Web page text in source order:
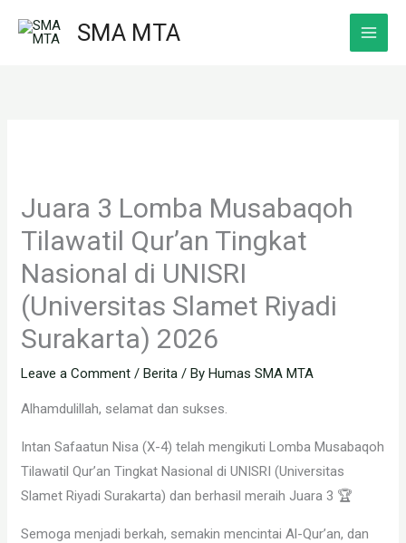
SMA MTA
Juara 3 Lomba Musabaqoh
Tilawatil Qur’an Tingkat
Nasional di UNISRI
(Universitas Slamet Riyadi
Surakarta) 2026
Leave a Comment /Berita / ByHumas SMA MTA
Alhamdulillah, selamat dan sukses.
Intan Safaatun Nisa (X-4) telah mengikuti Lomba Musabaqoh
Tilawatil Qur’an Tingkat Nasional di UNISRI (Universitas
Slamet Riyadi Surakarta) dan berhasil meraih Juara 3 🏆
Semoga menjadi berkah, semakin mencintai Al-Qur’an, dan